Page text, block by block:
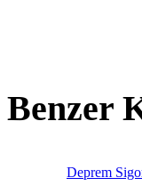
Benzer
Deprem